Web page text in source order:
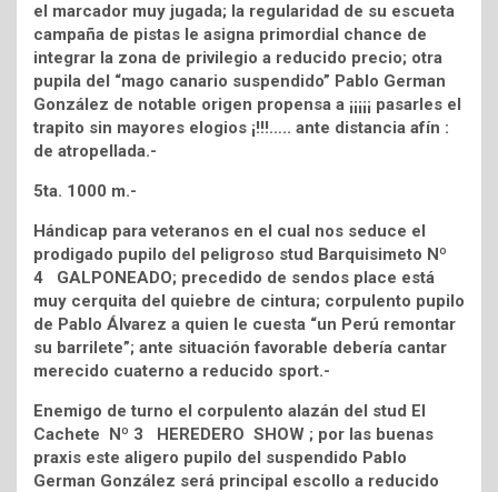
el marcador muy jugada; la regularidad de su escueta
campaña de pistas le asigna primordial chance de
integrar la zona de privilegio a reducido precio; otra
pupila del “mago canario suspendido” Pablo German
González de notable origen propensa a ¡¡¡¡¡ pasarles el
trapito sin mayores elogios ¡!!!….. ante distancia afín :
de atropellada.-
5ta. 1000 m.-
Hándicap para veteranos en el cual nos seduce el
prodigado pupilo del peligroso stud Barquisimeto Nº
4 GALPONEADO; precedido de sendos place está
muy cerquita del quiebre de cintura; corpulento pupilo
de Pablo Álvarez a quien le cuesta “un Perú remontar
su barrilete”; ante situación favorable debería cantar
merecido cuaterno a reducido sport.-
Enemigo de turno el corpulento alazán del stud El
Cachete Nº 3 HEREDERO SHOW ; por las buenas
praxis este aligero pupilo del suspendido Pablo
German González será principal escollo a reducido